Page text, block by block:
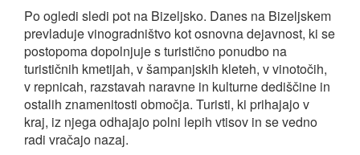
Po ogledi sledi pot na Bizeljsko. Danes na Bizeljskem
prevladuje vinogradništvo kot osnovna dejavnost, ki se
postopoma dopolnjuje s turistično ponudbo na
turističnih kmetijah, v šampanjskih kleteh, v vinotočih,
v repnicah, razstavah naravne in kulturne dediščine in
ostalih znamenitosti območja. Turisti, ki prihajajo v
kraj, iz njega odhajajo polni lepih vtisov in se vedno
radi vračajo nazaj.